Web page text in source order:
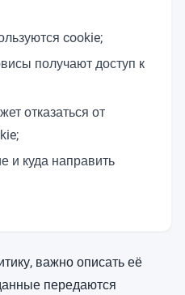
cookie;
получают доступ к
отказаться от
и куда направить
важно описать её
передаются